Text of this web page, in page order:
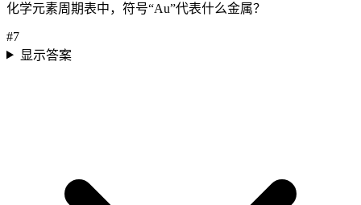
化学元素周期表中，符号“Au”代表什么金属？
#7
显示答案